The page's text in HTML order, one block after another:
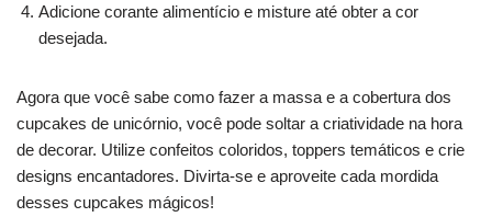
Adicione corante alimentício e misture até obter a cor
desejada.
Agora que você sabe como fazer a massa e a cobertura dos
cupcakes de unicórnio, você pode soltar a criatividade na hora
de decorar. Utilize confeitos coloridos, toppers temáticos e crie
designs encantadores. Divirta-se e aproveite cada mordida
desses cupcakes mágicos!